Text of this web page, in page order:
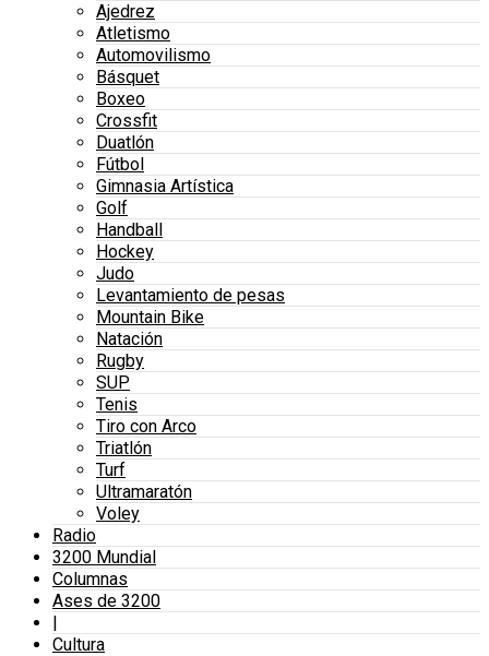
Ajedrez
Atletismo
Automovilismo
Básquet
Boxeo
Crossfit
Duatlón
Fútbol
Gimnasia Artística
Golf
Handball
Hockey
Judo
Levantamiento de pesas
Mountain Bike
Natación
Rugby
SUP
Tenis
Tiro con Arco
Triatlón
Turf
Ultramaratón
Voley
Radio
3200 Mundial
Columnas
Ases de 3200
|
Cultura